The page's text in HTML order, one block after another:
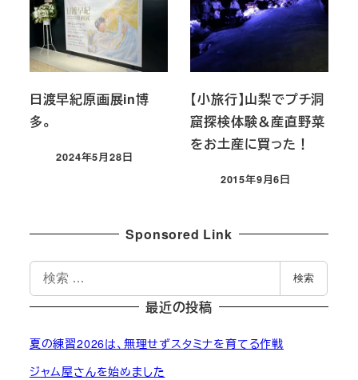
日渡早紀原画展in博
多。
投稿日
2024年5月28日
【小旅行】山梨でプチ洞
窟探検体験＆産直野菜
をお土産に買った！
投稿日
2015年9月6日
Sponsored Link
検
索
検索
最近の投稿
夏の練習2026は、無理せずスタミナを育てる作戦
ジャム屋さんを始めました